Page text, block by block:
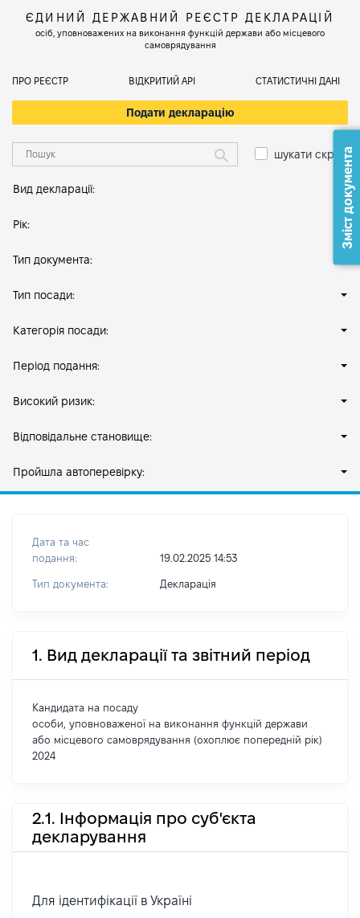
ЄДИНИЙ ДЕРЖАВНИЙ РЕЄСТР ДЕКЛАРАЦІЙ
осіб, уповноважених на виконання функцій держави або місцевого
самоврядування
ПРО РЕЄСТР ВІДКРИТИЙ АРІ СТАТИСТИЧНІ ДАНІ
Подати декларацію
шукати скрізь
Вид декларації:
Рік:
Тип документа:
Тип посади:
Категорія посади:
Період подання:
Високий ризик:
Відповідальне становище:
Пройшла автоперевірку:
Дата та час
подання:
19.02.2025 14:53
Тип документа: Декларація
1. Вид декларації та звітний період
Кандидата на посаду
особи, уповноваженої на виконання функцій держави
або місцевого самоврядування (охоплює попередній рік)
2024
2.1. Інформація про суб'єкта
декларування
Для ідентифікації в Україні
Зміст документа